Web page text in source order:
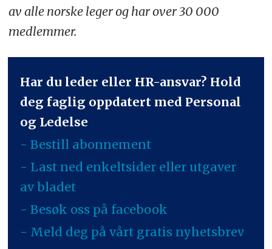
av alle norske leger og har over 30 000
medlemmer.
Har du leder eller HR-ansvar? Hold
deg faglig oppdatert med Personal
og Ledelse
- Bestill abonnement
- Last ned enkeltsider eller utgaver
av bladet
- Besøk oss på facebook
- Meld deg på vårt gratis nyhetsbrev